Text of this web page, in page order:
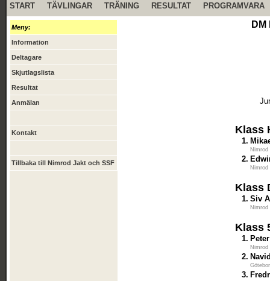
START TÄVLINGAR TRÄNING RESULTAT PROGRAMVARA
Meny:
Information
Deltagare
Skjutlagslista
Resultat
Anmälan
Kontakt
Tillbaka till Nimrod Jakt och SSF
Klass
1.
2.
Klass
1. Siv
Klass
1.
2.
3.